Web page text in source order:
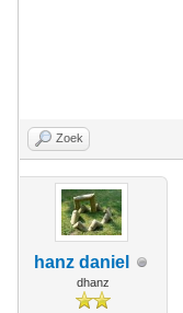
Zoek
hanz daniel
dhanz